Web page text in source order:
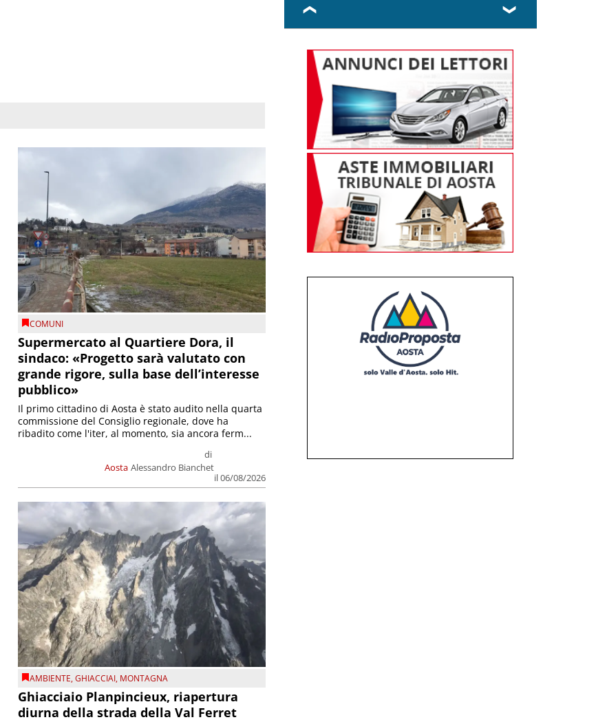
COMUNI
Supermercato al Quartiere Dora, il
sindaco: «Progetto sarà valutato con
grande rigore, sulla base dell’interesse
pubblico»
Aosta
di
Alessandro Bianchet
il 06/08/2026
Il primo cittadino di Aosta è stato audito nella quarta
commissione del Consiglio regionale, dove ha
ribadito come l'iter, al momento, sia ancora ferm...
AMBIENTE,GHIACCIAI, MONTAGNA
Ghiacciaio Planpincieux, riapertura
diurna della strada della Val Ferret
❮ ❯